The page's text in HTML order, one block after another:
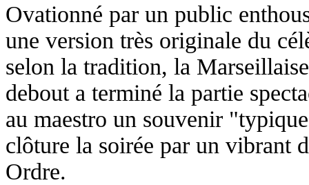
Ovationné par un public
une version très originale du
selon la tradition, la
debout a terminé la partie
au maestro un souvenir
clôture la soirée par un vibrant
Ordre.